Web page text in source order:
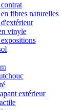
fibres naturelles
vinyle
extérieur